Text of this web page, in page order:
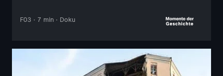
F03 · 7 min · Doku